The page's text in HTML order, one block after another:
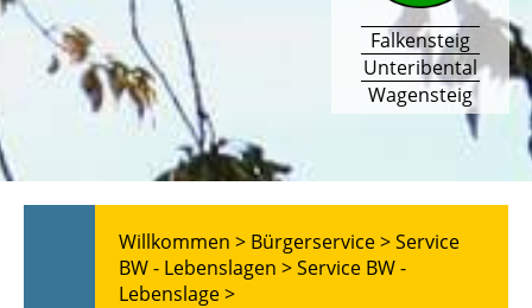
Falkensteig
Unteribental
Wagensteig
Willkommen > Bürgerservice >Service
BW - Lebenslagen >Service BW -
Lebenslage >